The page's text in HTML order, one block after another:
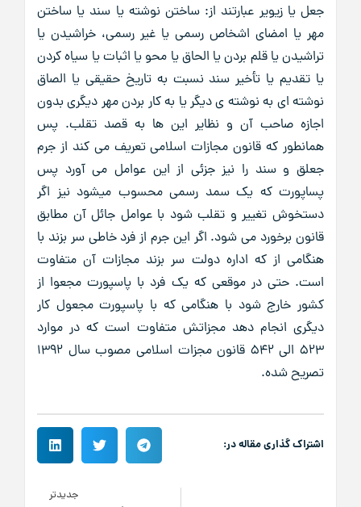
جعل یا زیویر عبارتند از: ساختن نوشته یا سند یا ساختن
مهر یا امضای اشخاص رسمی یا غیر رسمی، خراشیدن یا
تراشیدن یا قلم بردن یا الحاق یا محو یا اثبات یا سیاه کردن
یا تقدیم یا تأخیر سند نسبت به تاریخ حقیقی یا الصاق
نوشته ای به نوشته ی دیگر یا به کار بردن مهر دیگری بدون
اجازه صاحب آن و نظایر این ها به قصد تقلب. پس
همانطور که قانون مجازات اسلامی تعریف می کند از جرم
جعلق و سند را نیز جزئی از این عوامل می آورد پس
پساپورت که یک سمد رسمی محسوب میشود نیز اگر
دستخوش تغییر و تقلب شود با عوامل جائل آن مطابق
قانون برخورد می شود. اگر این جرم از فرد خاطی سر بزند با
هنگامی از که اداره دولت سر بزند مجازات آن متفاوت
است. حتی در موقعی که یک فرد با پاسپورت مجعوا از
کشور خارج شود با هنگامی که با پاسپورت مجعول کار
دیگری انجام دهد مجزاتش متفاوت است که در موارد
523 الی 542 قانون مجزات اسلامی مصوب سال 1392
تصریح شده.
اشتراک گذاری مقاله در:
جدیدتر